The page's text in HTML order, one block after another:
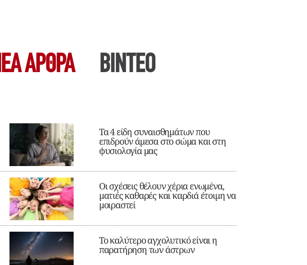
ΆΡΘΡΑ ΒΙΝΤΕΟ
Τα 4 είδη συναισθημάτων που
επιδρούν άμεσα στο σώμα και στη
φυσιολογία μας
Οι σχέσεις θέλουν χέρια ενωμένα,
ματιές καθαρές και καρδιά έτοιμη να
μοιραστεί
Το καλύτερο αγχολυτικό είναι η
παρατήρηση των άστρων